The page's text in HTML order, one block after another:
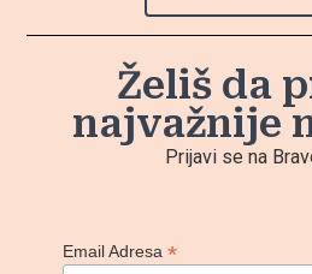
Želiš da
najvažnije
Prijavi se na
Email Adresa*